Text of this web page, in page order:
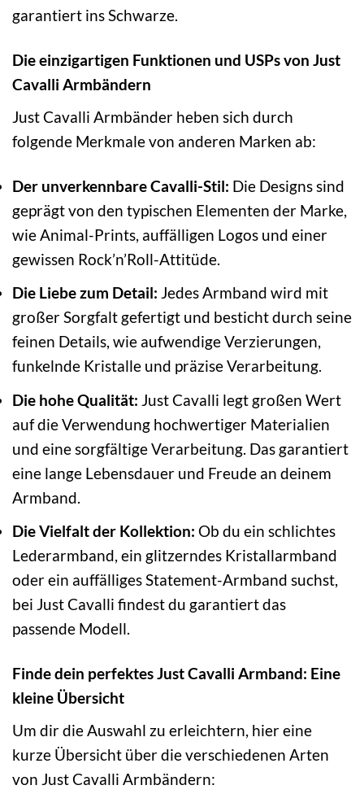
garantiert ins Schwarze.
Die einzigartigen Funktionen und USPs von Just
Cavalli Armbändern
Just Cavalli Armbänder heben sich durch
folgende Merkmale von anderen Marken ab:
Der unverkennbare Cavalli-Stil: Die Designs sind
geprägt von den typischen Elementen der Marke,
wie Animal-Prints, auffälligen Logos und einer
gewissen Rock’n’Roll-Attitüde.
Die Liebe zum Detail: Jedes Armband wird mit
großer Sorgfalt gefertigt und besticht durch seine
feinen Details, wie aufwendige Verzierungen,
funkelnde Kristalle und präzise Verarbeitung.
Die hohe Qualität: Just Cavalli legt großen Wert
auf die Verwendung hochwertiger Materialien
und eine sorgfältige Verarbeitung. Das garantiert
eine lange Lebensdauer und Freude an deinem
Armband.
Die Vielfalt der Kollektion: Ob du ein schlichtes
Lederarmband, ein glitzerndes Kristallarmband
oder ein auffälliges Statement-Armband suchst,
bei Just Cavalli findest du garantiert das
passende Modell.
Finde dein perfektes Just Cavalli Armband: Eine
kleine Übersicht
Um dir die Auswahl zu erleichtern, hier eine
kurze Übersicht über die verschiedenen Arten
von Just Cavalli Armbändern: